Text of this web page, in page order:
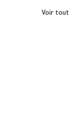
Voir tout